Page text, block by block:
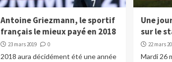
Antoine Griezmann, le sportif
français le mieux payé en 2018
23 mars 2019 0
2018 aura décidément été une année
Une
sur le
22 mars
Mardi 26